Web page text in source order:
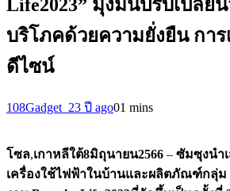
Life2023” มุ่งมั่นปรับเปลี่ย
บริโภคด้วยความยั่งยืน กา
ดีไซน์
108Gadget_23 ปี ago01 mins
โซล,เกาหลีใต้8มิถุนายน2566 – ซัมซุงนำ
เครื่องใช้ไฟฟ้าในบ้านและผลิตภัณฑ์กลุ่ม